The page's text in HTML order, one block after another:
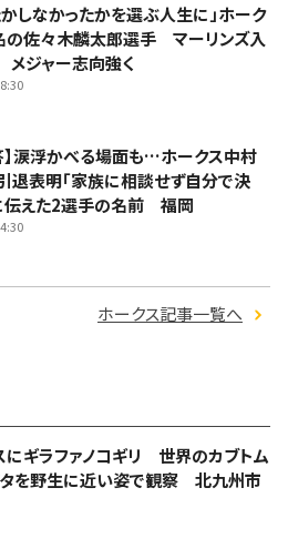
かしなかったかを選ぶ人生に」ホーク
の佐々木麟太郎選手 マーリンズ入
ジャー志向強く
】涙浮かべる場面も…ホークス中村
退表明「家族に相談せず自分で決
伝えた2選手の名前 福岡
ホークス記事一覧へ
にギラファノコギリ 世界のカブトム
タを野生に近い姿で観察 北九州市